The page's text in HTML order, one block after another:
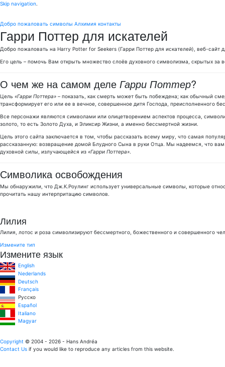
Skip navigation.
Добро пожаловать символы Алхимия контакты
Гарри Поттер для искателей
Добро пожаловать на Harry Potter for Seekers (Гарри Поттер для искателей), веб-
Его цель – помочь Вам открыть множество слоёв духовного символизма, скрытых за
О чем же на самом деле Гарри Поттер?
Цель «Гарри Поттера» – показать, как смерть может быть побеждена; как обычный
трансформирует его или ее в вечное, совершенное дитя Господа, преисполненного
Все персонажи являются символами или олицетворением аспектов процесса,
золото, то есть Золото Духа, и Эликсир Жизни, а именно бессмертной жизни.
Цель этого сайта заключается в том, чтобы рассказать всему миру, что самая
рассказанную: возвращение домой Блудного Сына в руки Отца. Мы надеемся, что
духовной силы, излучающейся из «Гарри Поттера».
Символика освобождения
Мы обнаружили, что Дж.К.Роулинг использует универсальные символы, которые
прочитать нашу интерпритацию символов.
Лилия
Лилия, лотос и роза символизируют бессмертного, божественного и совершенного
Измените тип
Измените язык
English
Nederlands
Deutsch
Français
Pусско
Español
Italiano
Magyar
Copyright © 2004 - 2026 - Hans Andréa
Contact Us if you would like to reproduce any articles from this website.